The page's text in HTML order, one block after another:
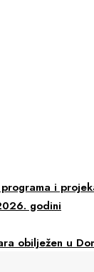
i
godini
obilježen u